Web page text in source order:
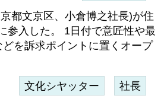
都文京区、小倉博之社長)が住
参入した。 1日付で意匠性や最
を訴求ポイントに置くオープ
文化シヤッター 社長